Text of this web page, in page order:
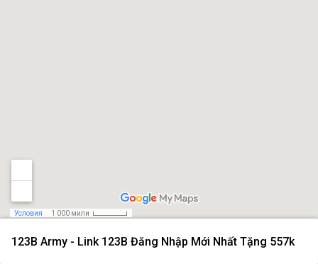
123B Army - Link 123B Đăng Nhập Mới Nhất Tặng 557k
Условия 1 000 мили